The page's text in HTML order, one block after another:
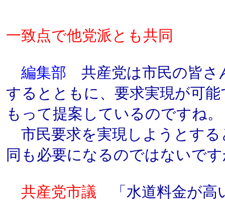
一致点で他党派とも共同
編集部 共産党は市民の皆さ
するとともに、要求実現が可
もって提案しているのですね。
市民要求を実現しようとする
同も必要になるのではないで
共産党市議 「水道料金が高